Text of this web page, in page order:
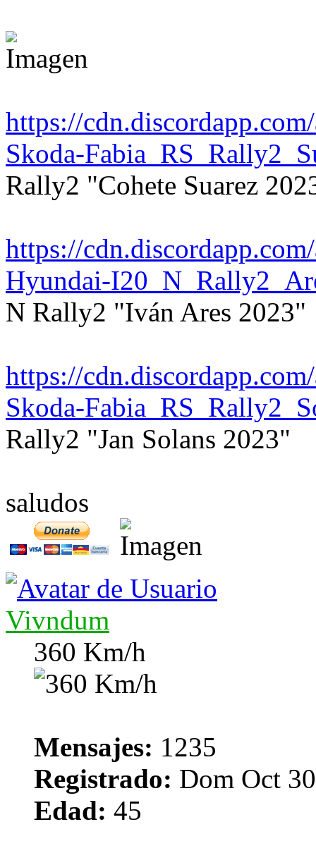
https://
Skoda-
Rally2 "Cohete Suarez
https://
Hyundai-
N Rally2 "Iván Ares 2023"
https://
Skoda-
Rally2 "Jan Solans 2023"
saludos
Vivndum
360 Km/h
Mensajes: 1235
Registrado: Dom Oct
Edad: 45